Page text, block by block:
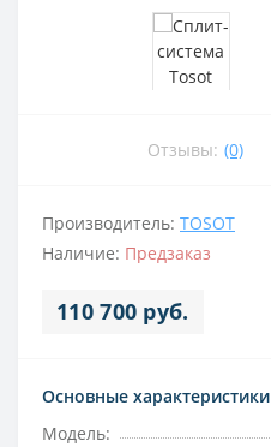
Отзывы: (0)
Производитель: TOSOT
Наличие: Предзаказ
110 700 руб.
Основные характеристики
Модель: